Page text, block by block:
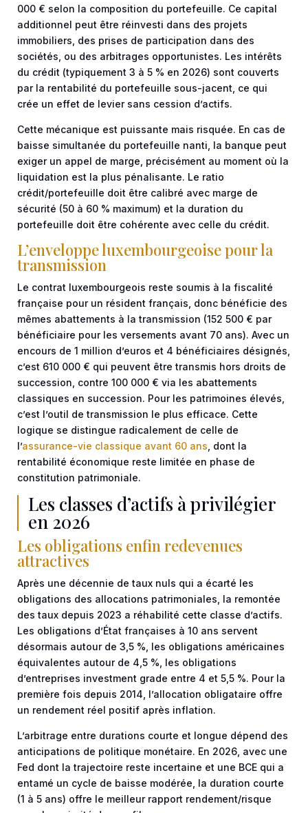
000 € selon la composition du portefeuille. Ce capital
additionnel peut être réinvesti dans des projets
immobiliers, des prises de participation dans des
sociétés, ou des arbitrages opportunistes. Les intérêts
du crédit (typiquement 3 à 5 % en 2026) sont couverts
par la rentabilité du portefeuille sous-jacent, ce qui
crée un effet de levier sans cession d’actifs.
Cette mécanique est puissante mais risquée. En cas de
baisse simultanée du portefeuille nanti, la banque peut
exiger un appel de marge, précisément au moment où la
liquidation est la plus pénalisante. Le ratio
crédit/portefeuille doit être calibré avec marge de
sécurité (50 à 60 % maximum) et la duration du
portefeuille doit être cohérente avec celle du crédit.
L’enveloppe luxembourgeoise pour la
transmission
Le contrat luxembourgeois reste soumis à la fiscalité
française pour un résident français, donc bénéficie des
mêmes abattements à la transmission (152 500 € par
bénéficiaire pour les versements avant 70 ans). Avec un
encours de 1 million d’euros et 4 bénéficiaires désignés,
c’est 610 000 € qui peuvent être transmis hors droits de
succession, contre 100 000 € via les abattements
classiques en succession. Pour les patrimoines élevés,
c’est l’outil de transmission le plus efficace. Cette
logique se distingue radicalement de celle de
l’assurance-vie classique avant 60 ans, dont la
rentabilité économique reste limitée en phase de
constitution patrimoniale.
Les classes d’actifs à privilégier
en 2026
Les obligations enfin redevenues
attractives
Après une décennie de taux nuls qui a écarté les
obligations des allocations patrimoniales, la remontée
des taux depuis 2023 a réhabilité cette classe d’actifs.
Les obligations d’État françaises à 10 ans servent
désormais autour de 3,5 %, les obligations américaines
équivalentes autour de 4,5 %, les obligations
d’entreprises investment grade entre 4 et 5,5 %. Pour la
première fois depuis 2014, l’allocation obligataire offre
un rendement réel positif après inflation.
L’arbitrage entre durations courte et longue dépend des
anticipations de politique monétaire. En 2026, avec une
Fed dont la trajectoire reste incertaine et une BCE qui a
entamé un cycle de baisse modérée, la duration courte
(1 à 5 ans) offre le meilleur rapport rendement/risque